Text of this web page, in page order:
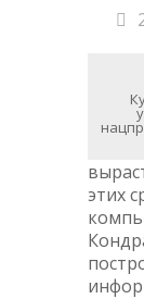
этих